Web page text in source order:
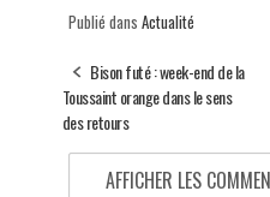
Publié dans Actualité
Bison futé : week-end de la
Toussaint orange dans le sens
des retours
AFFICHER LES